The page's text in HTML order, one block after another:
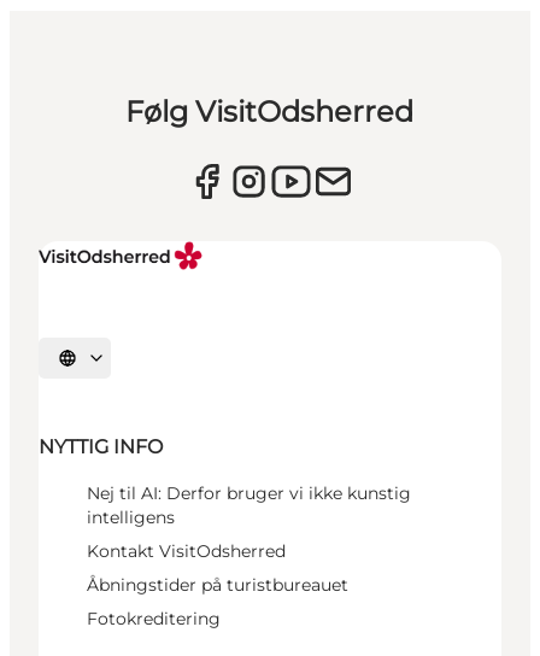
Følg VisitOdsherred
Vælg sprog
NYTTIG INFO
Nej til AI: Derfor bruger vi ikke kunstig
intelligens
Kontakt VisitOdsherred
Åbningstider på turistbureauet
Fotokreditering